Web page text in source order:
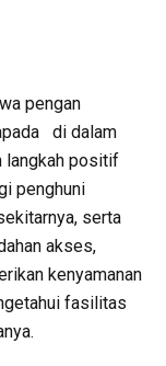
pengan
di dalam
langkah positif
penghuni
serta
akses,
kenyamanan
fasilitas